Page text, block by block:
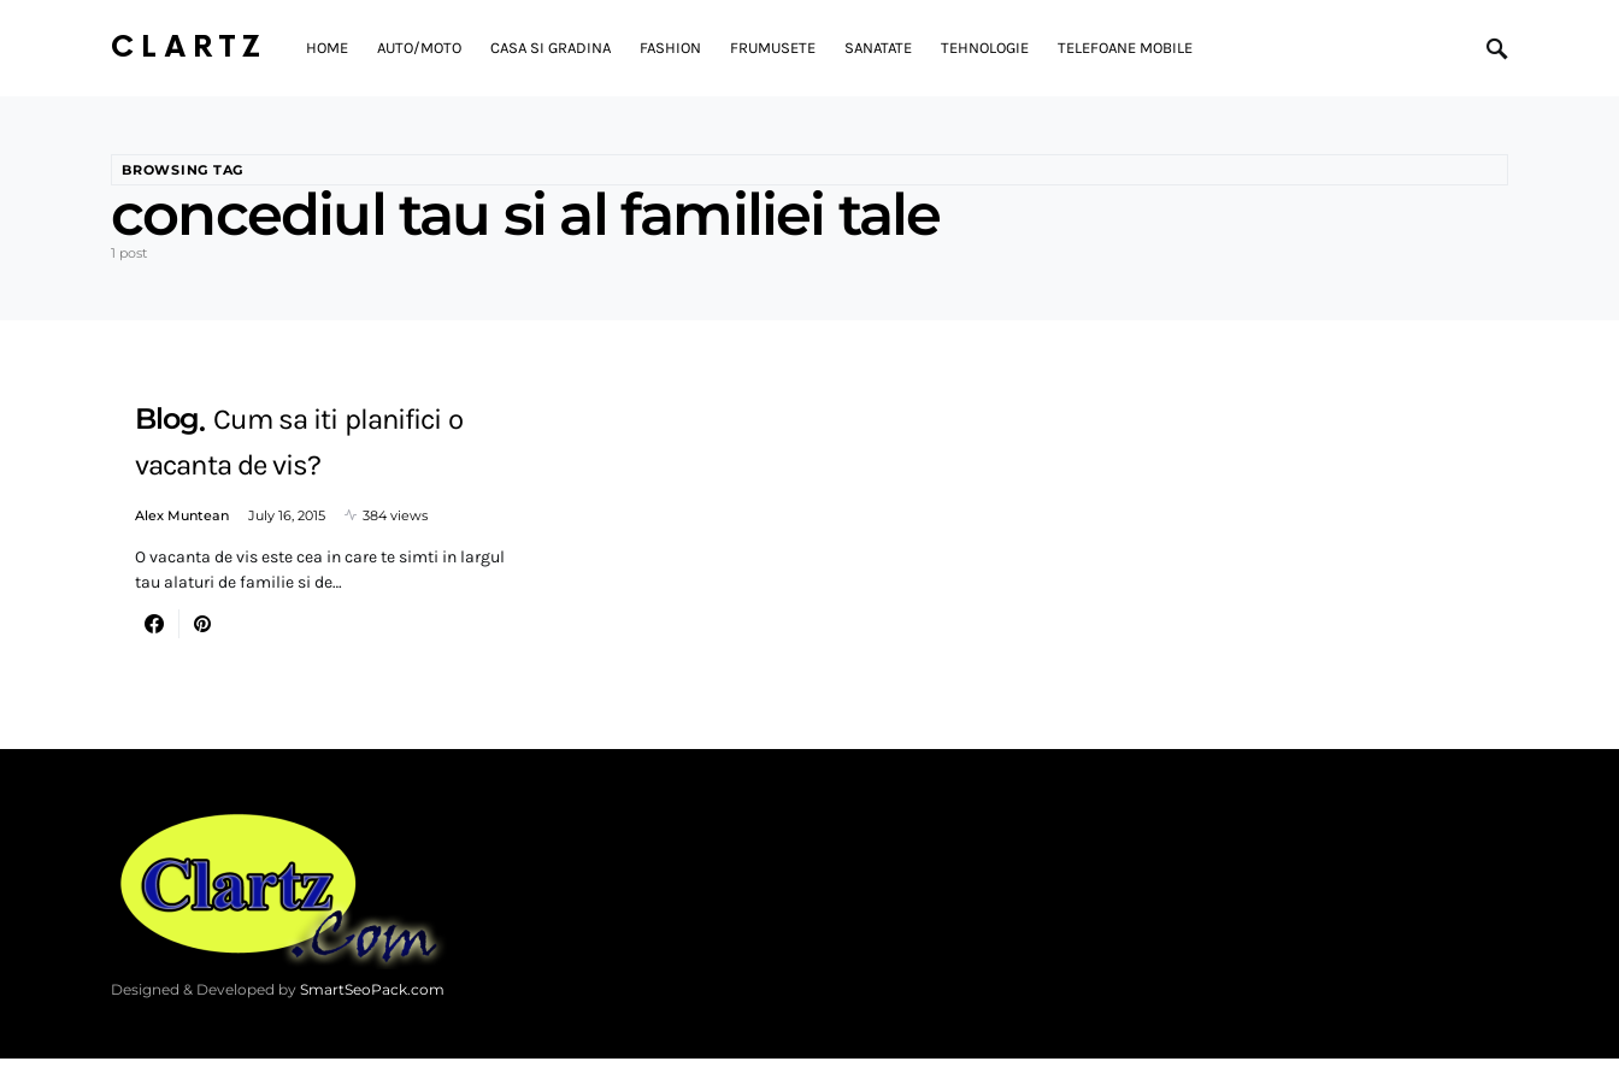
CLARTZ HOME AUTO/MOTO CASA SI GRADINA FASHION FRUMUSETE SANATATE TEHNOLOGIE TELEFOANE MOBILE
BROWSING TAG
concediul tau si al familiei tale
1 post
Blog Cum sa iti planifici o
vacanta de vis?
Alex Muntean July 16, 2015 384 views
O vacanta de vis este cea in care te simti in largul
tau alaturi de familie si de…
Designed & Developed by SmartSeoPack.com